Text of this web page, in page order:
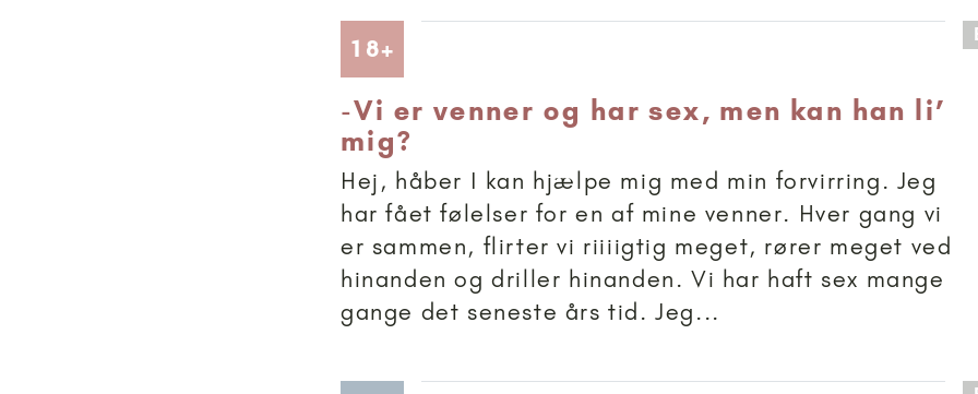
18+
-Vi er venner og har sex, men kan han li’
mig?
Hej, håber I kan hjælpe mig med min forvirring. Jeg
har fået følelser for en af mine venner. Hver gang vi
er sammen, flirter vi riiiigtig meget, rører meget ved
hinanden og driller hinanden. Vi har haft sex mange
gange det seneste års tid. Jeg...